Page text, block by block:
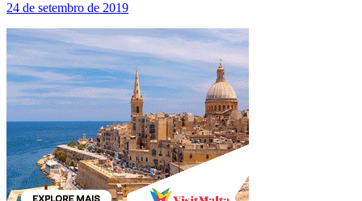
24 de setembro de 2019